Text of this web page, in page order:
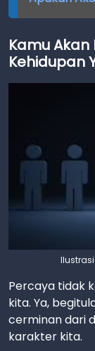
Kamu
Kehidupan
Percaya tidak
kita. Ya,
cerminan dari
karakter kita.